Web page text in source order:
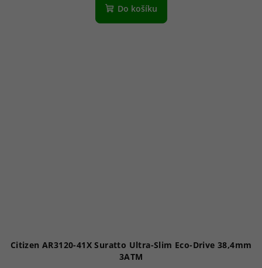
Do košíku
Citizen AR3120-41X Suratto Ultra-Slim Eco-Drive 38,4mm
3ATM